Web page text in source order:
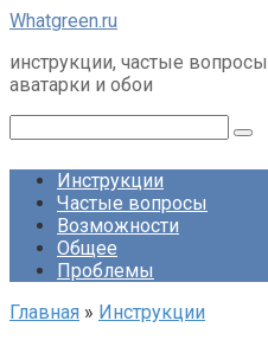
Перейти
контенту
Whatgreen.ru
инструкции, частые
аватарки и обои
Инструкции
Частые вопросы
Возможности
Общее
Проблемы
Главная » Инструкции